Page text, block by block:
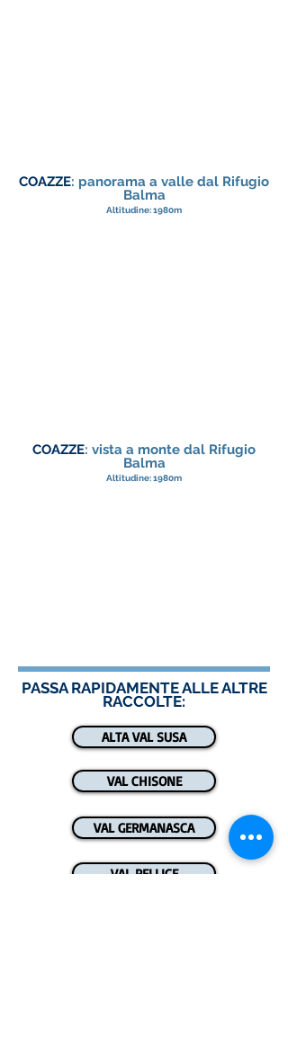
COAZZE: panorama a valle dal Rifugio
Balma
Altitudine: 1980m
COAZZE: vista a monte dal Rifugio
Balma
Altitudine: 1980m
PASSA RAPIDAMENTE ALLE ALTRE
RACCOLTE:
ALTA VAL SUSA
VAL CHISONE
VAL GERMANASCA
VAL PELLICE